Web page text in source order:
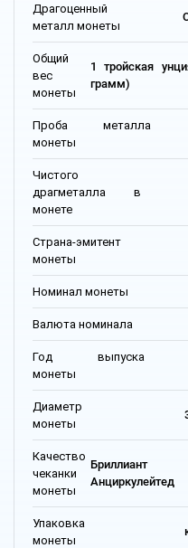
Драгоценный
металл монеты
Общий
вес
монеты
1 тройская
грамм)
Проба металла
монеты
Чистого
драгметалла в
монете
Страна-эмитент
монеты
Номинал монеты
Валюта номинала
Год выпуска
монеты
Диаметр
монеты
Качество
чеканки
монеты
Бриллиант
Анциркулейтед
Упаковка
монеты